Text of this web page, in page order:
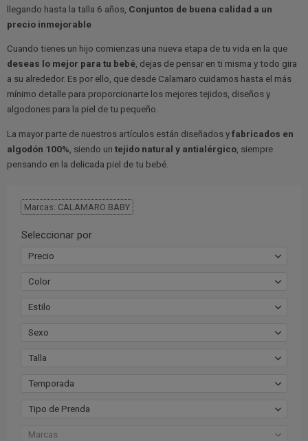
llegando hasta la talla 6 años, Conjuntos de buena calidad a un
precio inmejorable
Cuando tienes un hijo comienzas una nueva etapa de tu vida en la que
deseas lo mejor para tu bebé, dejas de pensar en ti misma y todo gira
a su alrededor. Es por ello, que desde Calamaro cuidamos hasta el más
mínimo detalle para proporcionarte los mejores tejidos, diseños y
algodones para la piel de tu pequeño.
La mayor parte de nuestros artículos están diseñados yfabricados en
algodón 100% , siendo un tejido natural y antialérgico , siempre
pensando en la delicada piel de tu bebé.
Marcas: CALAMARO BABY
Seleccionar por
Precio
Color
Estilo
Sexo
Talla
Temporada
Tipo de Prenda
Marcas